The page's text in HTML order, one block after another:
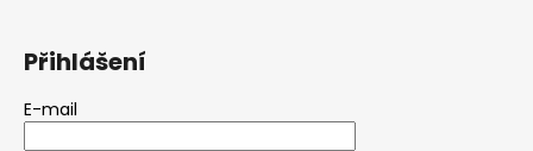
Přihlášení
E-mail